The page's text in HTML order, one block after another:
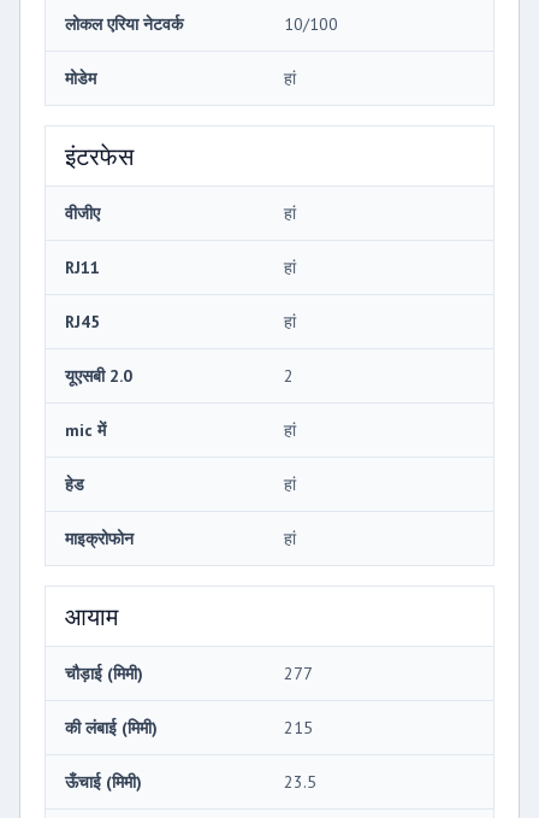
लोकल एरिया नेटवर्क 10/100
मोडेम हां
इंटरफेस
वीजीए हां
RJ11 हां
RJ45 हां
यूएसबी 2.0 2
mic में हां
हेड हां
माइक्रोफोन हां
आयाम
चौड़ाई (मिमी) 277
की लंबाई (मिमी) 215
ऊँचाई (मिमी) 23.5